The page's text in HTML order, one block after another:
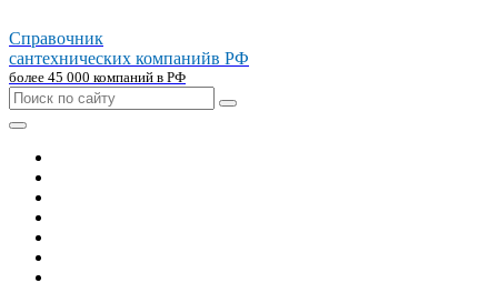
Справочник
сантехнических компанийв РФ
более 45 000 компаний в РФ